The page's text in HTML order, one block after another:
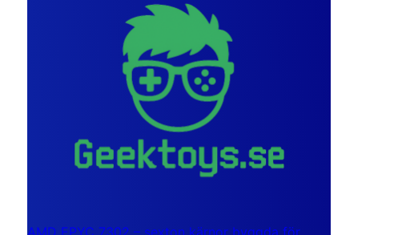
AMD EPYC 7302 – sexton kärnor byggda för